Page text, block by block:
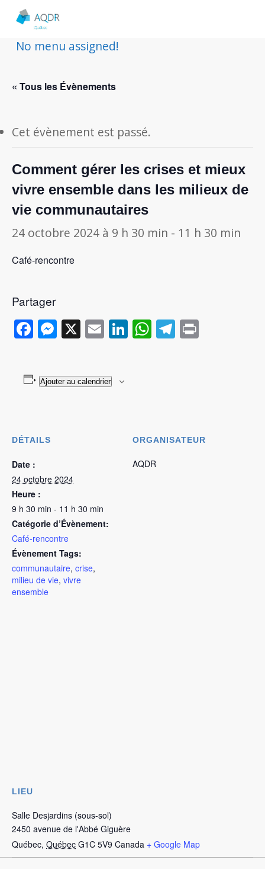
No menu assigned!
« Tous les Évènements
Cet évènement est passé.
Comment gérer les crises et mieux
vivre ensemble dans les milieux de
vie communautaires
24 octobre 2024 à 9 h 30 min - 11 h 30 min
Café-rencontre
Partager
Facebook
Messenger
X EmailLinkedIn
WhatsApp
Telegram
Ajouter au calendrier
DÉTAILS
Date :
24 octobre 2024
Heure :
9 h 30 min - 11 h 30 min
Catégorie d’Évènement:
Café-rencontre
Évènement Tags:
communautaire, crise,
milieu de vie, vivre
ensemble
ORGANISATEUR
AQDR
LIEU
Salle Desjardins (sous-sol)
2450 avenue de l'Abbé Giguère
Québec, Québec G1C 5V9 Canada + Google Map